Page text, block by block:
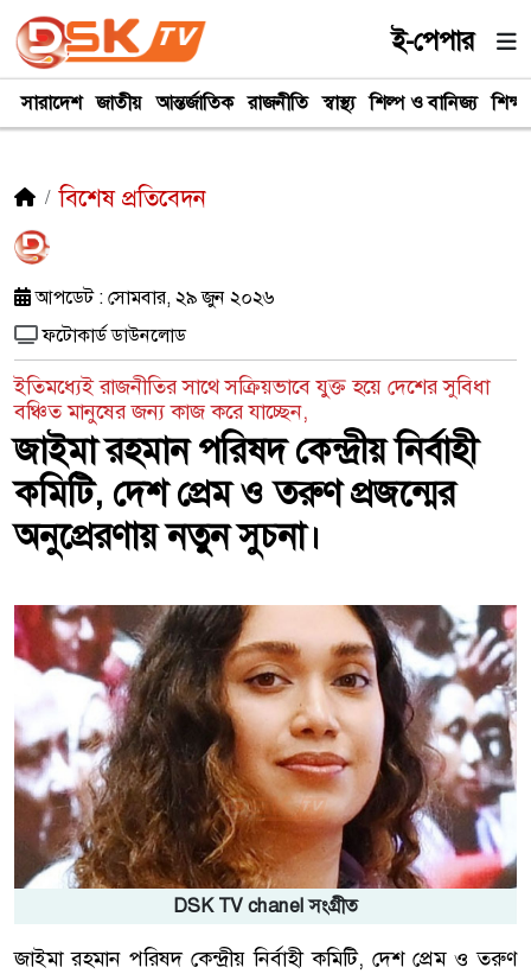
ই-পেপার
সারাদেশ জাতীয় আন্তর্জাতিক রাজনীতি স্বাস্থ্য শিল্প ও বানিজ্য শিক্ষা
বিশেষ প্রতিবেদন
আপডেট : সোমবার, ২৯ জুন ২০২৬
ফটোকার্ড ডাউনলোড
ইতিমধ্যেই রাজনীতির সাথে সক্রিয়ভাবে যুক্ত হয়ে দেশের সুবিধা
বঞ্চিত মানুষের জন্য কাজ করে যাচ্ছেন,
জাইমা রহমান পরিষদ কেন্দ্রীয় নির্বাহী
কমিটি, দেশ প্রেম ও তরুণ প্রজন্মের
অনুপ্রেরণায় নতুন সুচনা।
DSK TV chanel সংগ্রীত
জাইমা রহমান পরিষদ কেন্দ্রীয় নির্বাহী কমিটি, দেশ প্রেম ও তরুণ